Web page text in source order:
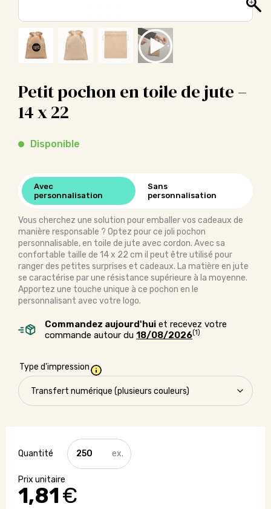
Petit pochon en toile de jute –
14 x 22
Disponible
Avec
personnalisation
Sans
personnalisation
Vous cherchez une solution pour emballer vos cadeaux de
manière responsable ? Optez pour ce joli pochon
personnalisable, en toile de jute avec cordon. Avec sa
confortable taille de 14 x 22 cm il peut être utilisé pour
ranger des petites surprises et cadeaux. La matière en jute
se caractérise par une résistance supérieure à la moyenne.
Apportez une touche unique à ce pochon en le
personnalisant avec votre logo.
Commandez aujourd'hui et recevez votre
commande autour du 18/08/2026(1)
Type d'impression
1,81€
quantité
de
Petit
en
toile